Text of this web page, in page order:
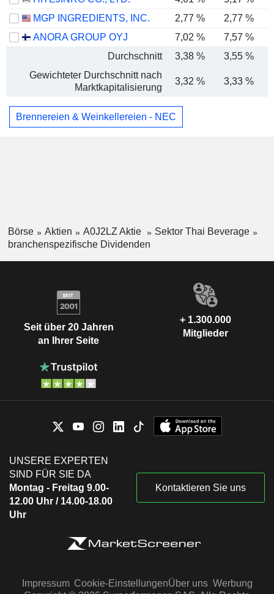
MGP INGREDIENTS, INC.
2,77 %
2,77 %
ANORA GROUP OYJ
7,02 % 7,57 %
Durchschnitt
3,38 % 3,55 %
Gewichteter Durchschnitt nach
Marktkapitalisierung
3,32 % 3,33 %
Brennereien & Weinkellereien - NEC
Börse Aktien A0J2LZ Aktie
Sektor Thai Beverage
branchenspezifische Dividenden
Seit über 20 Jahren
an Ihrer Seite
+ 1.300.000
Mitglieder
UNSERE EXPERTEN
SIND FÜR SIE DA
Montag - Freitag 9.00-
12.00 Uhr / 14.00-18.00
Uhr
Kontaktieren Sie uns
Impressum Cookie-EinstellungenÜber uns Werbung